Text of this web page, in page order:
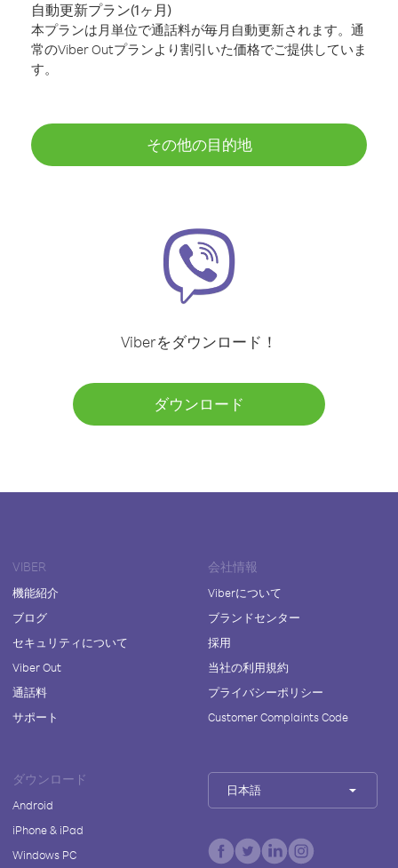
自動更新プラン(1ヶ月)
本プランは月単位で通話料が毎月自動更新されます。通
常のViber Outプランより割引いた価格でご提供していま
す。
その他の目的地
Viberをダウンロード！
ダウンロード
VIBER
機能紹介
ブログ
セキュリティについて
Viber Out
通話料
サポート
会社情報
Viberについて
ブランドセンター
採用
当社の利用規約
プライバシーポリシー
Customer Complaints Code
ダウンロード
Android
iPhone & iPad
Windows PC
日本語